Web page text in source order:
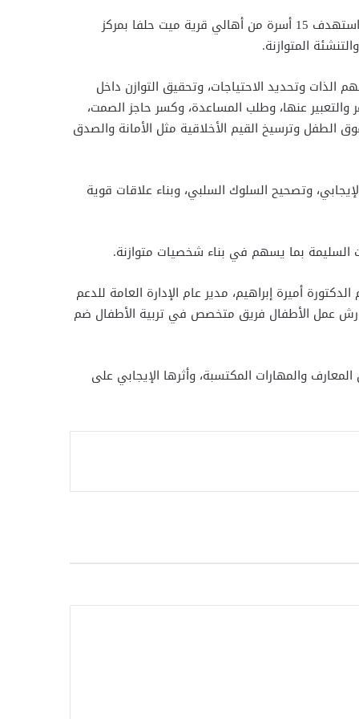
اختتم المجلس القومي للمرأة فعاليات معسكر التنشئة المتوازنة بمحافظة القليوبية، والذي نُظم بالتعاون مع الأزهر الشريف، واستهدف 15 أسرة من أهالي قرية ميت حلفا بمركز
وتحديد الاحتياجات، وتحقيق التوازن داخل
والتعبير عنها، وطلب المساعدة، وكسر حاجز الصمت،
الطفل وترسيخ القيم الأخلاقية مثل الأمانة والصدق
وتصحيح السلوك السلبي، وبناء علاقات قوية
السليمة بما يسهم في بناء شخصيات متوازنة.
أميرة إبراهيم، مدير عام الإدارة العامة للدعم
ورش عمل الأطفال فريق متخصص في تربية الأطفال ضم
والمهارات المكتسبة، وأثرها الإيجابي على